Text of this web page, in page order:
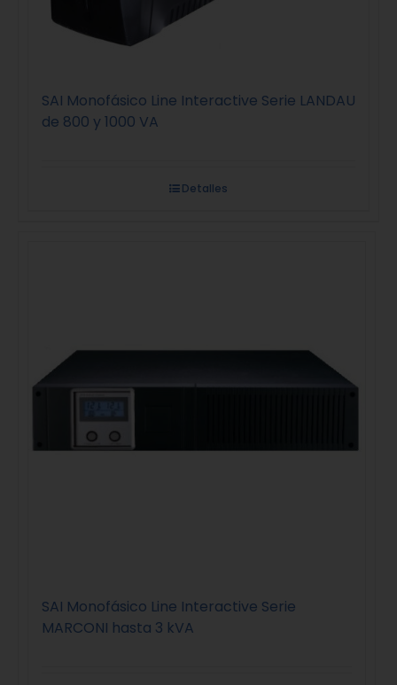
SAI Monofásico Line Interactive Serie LANDAU
de 800 y 1000 VA
Detalles
SAI Monofásico Line Interactive Serie
MARCONI hasta 3 kVA